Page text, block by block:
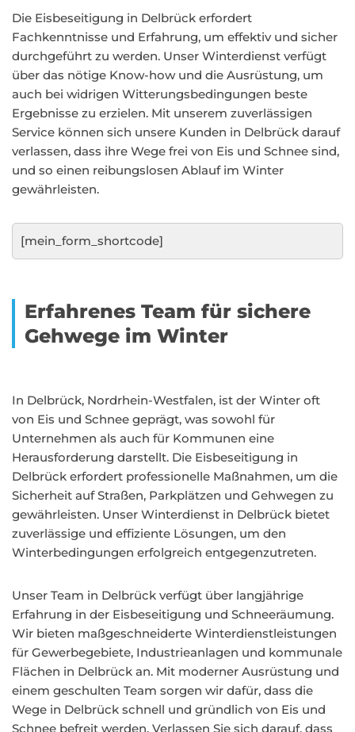
Die Eisbeseitigung in Delbrück erfordert
Fachkenntnisse und Erfahrung, um effektiv und sicher
durchgeführt zu werden. Unser Winterdienst verfügt
über das nötige Know-how und die Ausrüstung, um
auch bei widrigen Witterungsbedingungen beste
Ergebnisse zu erzielen. Mit unserem zuverlässigen
Service können sich unsere Kunden in Delbrück darauf
verlassen, dass ihre Wege frei von Eis und Schnee sind,
und so einen reibungslosen Ablauf im Winter
gewährleisten.
[mein_form_shortcode]
Erfahrenes Team für sichere
Gehwege im Winter
In Delbrück, Nordrhein-Westfalen, ist der Winter oft
von Eis und Schnee geprägt, was sowohl für
Unternehmen als auch für Kommunen eine
Herausforderung darstellt. Die Eisbeseitigung in
Delbrück erfordert professionelle Maßnahmen, um die
Sicherheit auf Straßen, Parkplätzen und Gehwegen zu
gewährleisten. Unser Winterdienst in Delbrück bietet
zuverlässige und effiziente Lösungen, um den
Winterbedingungen erfolgreich entgegenzutreten.
Unser Team in Delbrück verfügt über langjährige
Erfahrung in der Eisbeseitigung und Schneeräumung.
Wir bieten maßgeschneiderte Winterdienstleistungen
für Gewerbegebiete, Industrieanlagen und kommunale
Flächen in Delbrück an. Mit moderner Ausrüstung und
einem geschulten Team sorgen wir dafür, dass die
Wege in Delbrück schnell und gründlich von Eis und
Schnee befreit werden. Verlassen Sie sich darauf, dass